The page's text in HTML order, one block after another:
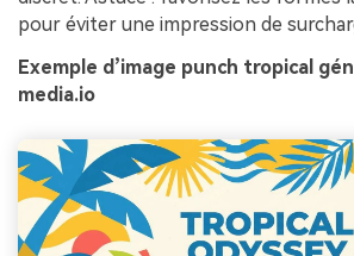
pour éviter une impression de
Exemple d’image punch tropical
media.io